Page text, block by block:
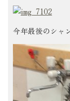
今年最後のシャ